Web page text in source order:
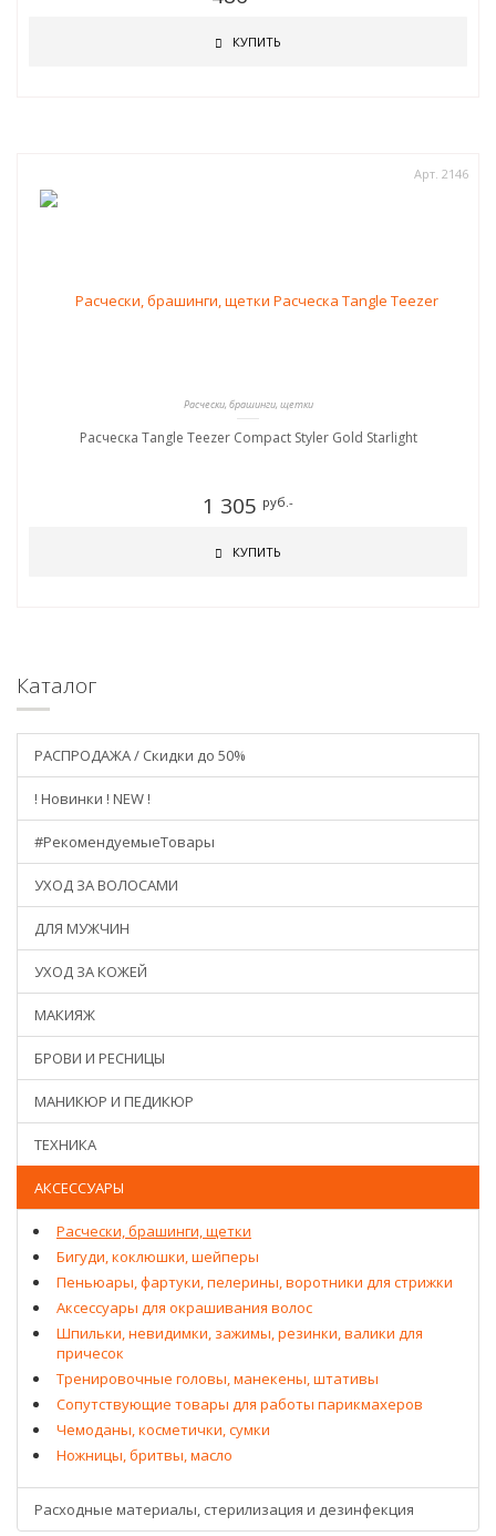
КУПИТЬ
Арт. 2146
Расчески, брашинги, щетки
Расческа Tangle Teezer Compact Styler Gold Starlight
1 305 руб.-
КУПИТЬ
Каталог
РАСПРОДАЖА / Скидки до 50%
! Новинки ! NEW !
#РекомендуемыеТовары
УХОД ЗА ВОЛОСАМИ
ДЛЯ МУЖЧИН
УХОД ЗА КОЖЕЙ
МАКИЯЖ
БРОВИ И РЕСНИЦЫ
МАНИКЮР И ПЕДИКЮР
ТЕХНИКА
АКСЕССУАРЫ
Расчески, брашинги, щетки
Бигуди, коклюшки, шейперы
Пеньюары, фартуки, пелерины, воротники для стрижки
Аксессуары для окрашивания волос
Шпильки, невидимки, зажимы, резинки, валики для
причесок
Тренировочные головы, манекены, штативы
Сопутствующие товары для работы парикмахеров
Чемоданы, косметички, сумки
Ножницы, бритвы, масло
Расходные материалы, стерилизация и дезинфекция